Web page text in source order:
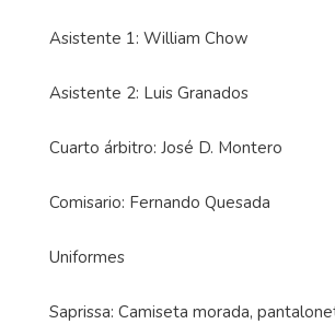
Asistente 1: William Chow
Asistente 2: Luis Granados
Cuarto árbitro: José D. Montero
Comisario: Fernando Quesada
Uniformes
Saprissa: Camiseta morada,